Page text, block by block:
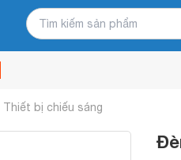
Thiết bị chiếu sáng